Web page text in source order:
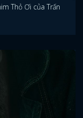
x
Thỏ Ơi của Trấn